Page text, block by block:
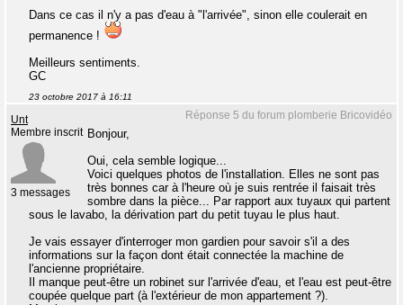
Dans ce cas il n'y a pas d'eau à "l'arrivée", sinon elle coulerait en
permanence !
Meilleurs sentiments.
GC
23 octobre 2017 à 16:11
Réponse 5 du forum plomberie Bricovidéo
Unt
Membre inscrit
3 messages
Bonjour,
Oui, cela semble logique...
Voici quelques photos de l'installation. Elles ne sont pas
très bonnes car à l'heure où je suis rentrée il faisait très
sombre dans la pièce... Par rapport aux tuyaux qui partent
sous le lavabo, la dérivation part du petit tuyau le plus haut.
Je vais essayer d'interroger mon gardien pour savoir s'il a des
informations sur la façon dont était connectée la machine de
l'ancienne propriétaire.
Il manque peut-être un robinet sur l'arrivée d'eau, et l'eau est peut-être
coupée quelque part (à l'extérieur de mon appartement ?).